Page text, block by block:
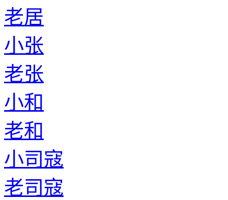
老居
小张
老张
小和
老和
小司寇
老司寇